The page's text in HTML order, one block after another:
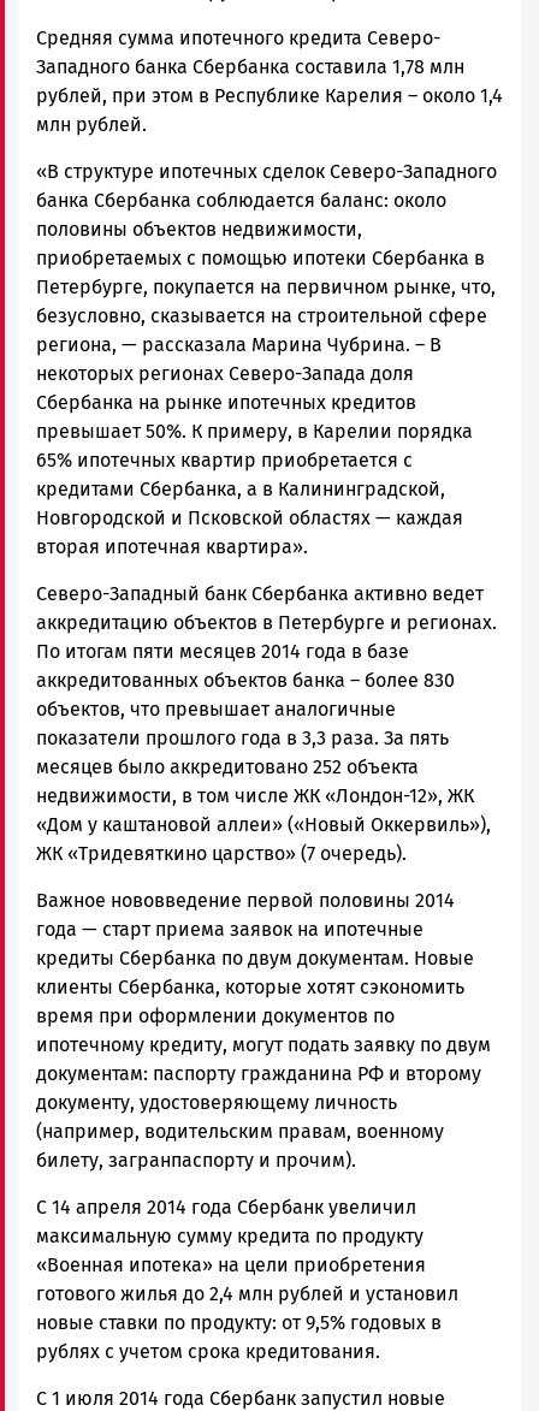
Средняя сумма ипотечного кредита Северо-
Западного банка Сбербанка составила 1,78 млн
рублей, при этом в Республике Карелия – около 1,4
млн рублей.
«В структуре ипотечных сделок Северо-Западного
банка Сбербанка соблюдается баланс: около
половины объектов недвижимости,
приобретаемых с помощью ипотеки Сбербанка в
Петербурге, покупается на первичном рынке, что,
безусловно, сказывается на строительной сфере
региона, — рассказала Марина Чубрина. – В
некоторых регионах Северо-Запада доля
Сбербанка на рынке ипотечных кредитов
превышает 50%. К примеру, в Карелии порядка
65% ипотечных квартир приобретается с
кредитами Сбербанка, а в Калининградской,
Новгородской и Псковской областях — каждая
вторая ипотечная квартира».
Северо-Западный банк Сбербанка активно ведет
аккредитацию объектов в Петербурге и регионах.
По итогам пяти месяцев 2014 года в базе
аккредитованных объектов банка – более 830
объектов, что превышает аналогичные
показатели прошлого года в 3,3 раза. За пять
месяцев было аккредитовано 252 объекта
недвижимости, в том числе ЖК «Лондон-12», ЖК
«Дом у каштановой аллеи» («Новый Оккервиль»),
ЖК «Тридевяткино царство» (7 очередь).
Важное нововведение первой половины 2014
года — старт приема заявок на ипотечные
кредиты Сбербанка по двум документам. Новые
клиенты Сбербанка, которые хотят сэкономить
время при оформлении документов по
ипотечному кредиту, могут подать заявку по двум
документам: паспорту гражданина РФ и второму
документу, удостоверяющему личность
(например, водительским правам, военному
билету, загранпаспорту и прочим).
С 14 апреля 2014 года Сбербанк увеличил
максимальную сумму кредита по продукту
«Военная ипотека» на цели приобретения
готового жилья до 2,4 млн рублей и установил
новые ставки по продукту: от 9,5% годовых в
рублях с учетом срока кредитования.
С 1 июля 2014 года Сбербанк запустил новые